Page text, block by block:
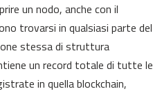
un nodo, anche con il
trovarsi in qualsiasi parte del
stessa di struttura
un record totale di tutte le
in quella blockchain,